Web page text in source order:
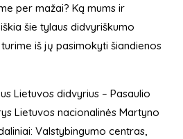
per mažai? Ką mums ir
šie tylaus didvyriškumo
iš jų pasimokyti šiandienos
Lietuvos didvyrius – Pasaulio
Lietuvos nacionalinės Martyno
Valstybingumo centras,